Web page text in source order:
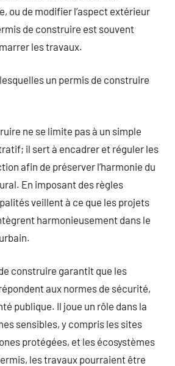
ou de modifier l’aspect extérieur
de construire est souvent
les travaux.
un permis de construire
ne se limite pas à un simple
il sert à encadrer et réguler les
afin de préserver l’harmonie du
En imposant des règles
veillent à ce que les projets
harmonieusement dans le
construire garantit que les
aux normes de sécurité,
publique. Il joue un rôle dans la
sensibles, y compris les sites
protégées, et les écosystèmes
les travaux pourraient être